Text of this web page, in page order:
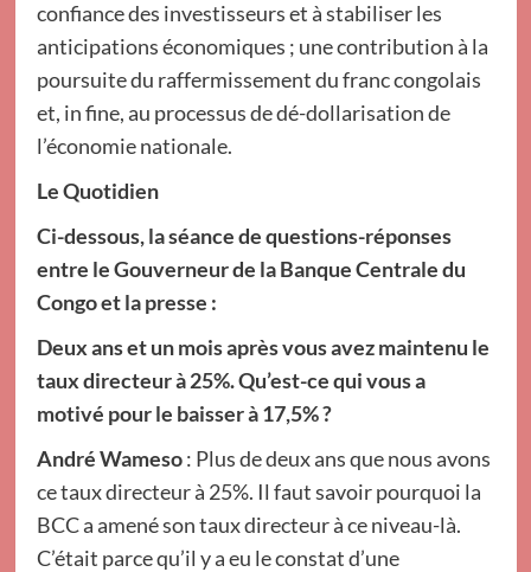
confiance des investisseurs et à stabiliser les
anticipations économiques ; une contribution à la
poursuite du raffermissement du franc congolais
et, in fine, au processus de dé-dollarisation de
l’économie nationale.
Le Quotidien
Ci-dessous, la séance de questions-réponses
entre le Gouverneur de la Banque Centrale du
Congo et la presse :
Deux ans et un mois après vous avez maintenu le
taux directeur à 25%. Qu’est-ce qui vous a
motivé pour le baisser à 17,5% ?
André Wameso: Plus de deux ans que nous avons
ce taux directeur à 25%. Il faut savoir pourquoi la
BCC a amené son taux directeur à ce niveau-là.
C’était parce qu’il y a eu le constat d’une